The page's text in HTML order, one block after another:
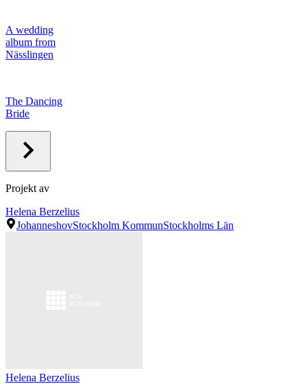
A wedding
album from
Nässlingen
The Dancing
Bride
Projekt av
Helena Berzelius
JohanneshovStockholm KommunStockholms Län
Helena Berzelius